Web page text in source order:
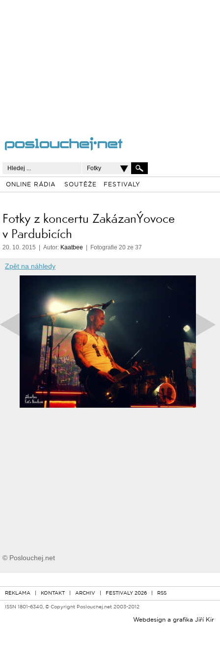
Fotky
ONLINE RÁDIA SOUTĚŽE FESTIVALY
Fotky z koncertu ZakázanÝovoce
v Pardubicích
20. 10. 2015 | Autor: Kaatbee | Fotografie 20 ze 37
Zpět na náhledy
© Poslouchej.net
REKLAMA | KONTAKT | ARCHIV | FESTIVALY 2026 | RSS
ISSN 1801-6340, © Copyright Poslouchej.net 2003-2012
Webdesign a grafika Jiří Kir